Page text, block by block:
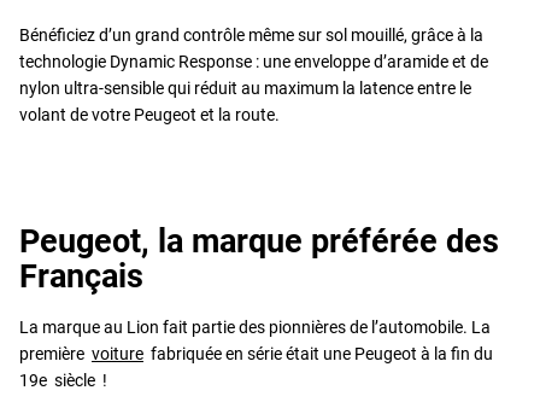
Bénéficiez d’un grand contrôle même sur sol mouillé, grâce à la
technologie Dynamic Response : une enveloppe d’aramide et de
nylon ultra-sensible qui réduit au maximum la latence entre le
volant de votre Peugeot et la route.
Peugeot, la marque préférée des
Français
La marque au Lion fait partie des pionnières de l’automobile. La
première voiture fabriquée en série était une Peugeot à la fin du
19e siècle !